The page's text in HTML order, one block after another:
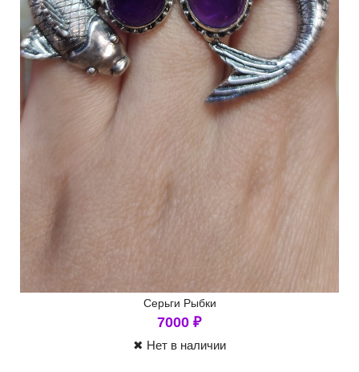
Серьги Рыбки
7000 ₽
✖ Нет в наличии